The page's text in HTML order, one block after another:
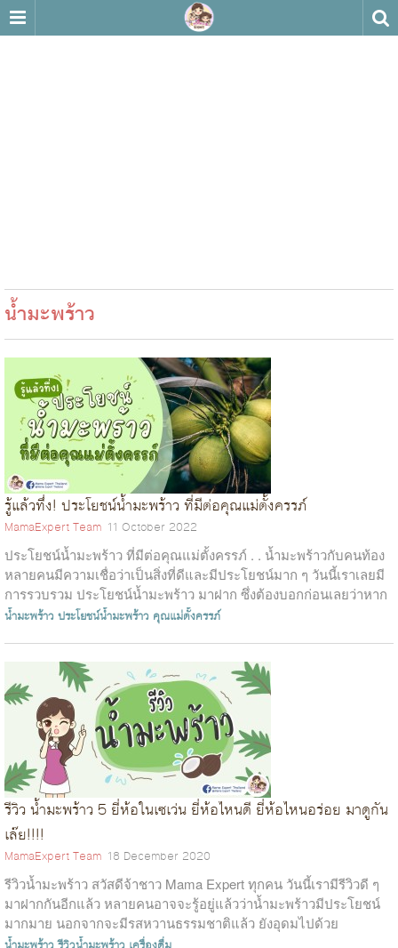
น้ำมะพร้าว
รู้แล้วทึ่ง! ประโยชน์น้ำมะพร้าว ที่มีต่อคุณแม่ตั้งครรภ์
MamaExpert Team 11 October 2022
ประโยชน์น้ำมะพร้าว ที่มีต่อคุณแม่ตั้งครรภ์ . . น้ำมะพร้าวกับคนท้อง
หลายคนมีความเชื่อว่าเป็นสิ่งที่ดีและมีประโยชน์มาก ๆ วันนี้เราเลยมี
การรวบรวม ประโยชน์น้ำมะพร้าว มาฝาก ซึ่งต้องบอกก่อนเลยว่าหาก
คุณแ...
น้ำมะพร้าว ประโยชน์น้ำมะพร้าว คุณแม่ตั้งครรภ์
รีวิว น้ำมะพร้าว 5 ยี่ห้อในเซเว่น ยี่ห้อไหนดี ยี่ห้อไหนอร่อย มาดูกัน
เล๊ย!!!!
MamaExpert Team 18 December 2020
รีวิวน้ำมะพร้าว สวัสดีจ้าชาว Mama Expert ทุกคน วันนี้เรามีรีวิวดี ๆ
มาฝากกันอีกแล้ว หลายคนอาจจะรู้อยู่แล้วว่าน้ำมะพร้าวมีประโยชน์
มากมาย นอกจากจะมีรสหวานธรรมชาติแล้ว ยังอุดมไปด้วย
โพแทสเซียมที่สามารถ...